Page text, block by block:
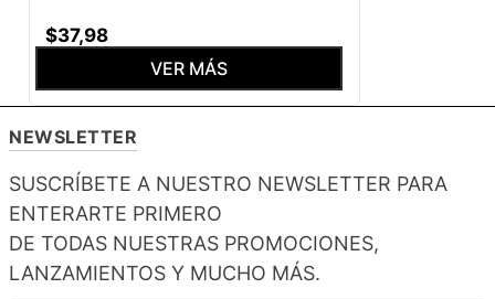
$37,98
VER MÁS
NEWSLETTER
SUSCRÍBETE A NUESTRO NEWSLETTER PARA
ENTERARTE PRIMERO
DE TODAS NUESTRAS PROMOCIONES,
LANZAMIENTOS Y MUCHO MÁS.